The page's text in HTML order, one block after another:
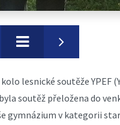
lesnické soutěže YPEF
soutěž přeložena do
gymnázium v kategorii